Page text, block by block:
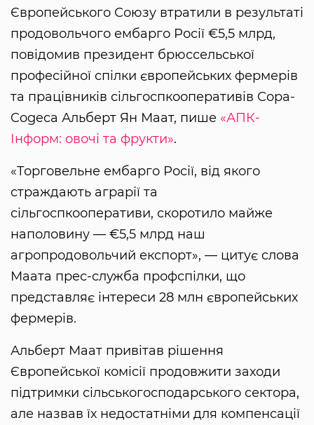
Європейського Союзу втратили в результаті
продовольчого ембарго Росії €5,5 млрд,
повідомив президент брюссельської
професійної спілки європейських фермерів
та працівників сільгоспкооперативів Copa-
Cogeca Альберт Ян Маат, пише «АПК-
Інформ: овочі та фрукти».
«Торговельне ембарго Росії, від якого
страждають аграрії та
сільгоспкооперативи, скоротило майже
наполовину — €5,5 млрд наш
агропродовольчий експорт», — цитує слова
Маата прес-служба профспілки, що
представляє інтереси 28 млн європейських
фермерів.
Альберт Маат привітав рішення
Європейської комісії продовжити заходи
підтримки сільськогосподарського сектора,
але назвав їх недостатніми для компенсації